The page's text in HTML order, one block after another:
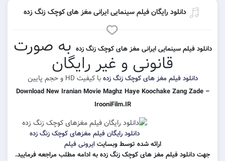
رایگان فیلم سینمایی ایرانی مغز های کوچک زنگ زده
سینمایی ایرانی مغز های کوچک زنگ زدهبه صورت
قانونی و غیر رایگان
فیلم مغز های کوچک زنگ زدهبا کیفیت HD و حجم پایین
Download New Iranian Movie Maghz Haye Koochake
دانلود رایگان فیلم مغزهای کوچک زنگ زده
ارائه شده توسط وبسایتایرونی فیلم
فیلم مغز های کوچک زنگ زده به ادامه مطلب مراجعه فرمایید.